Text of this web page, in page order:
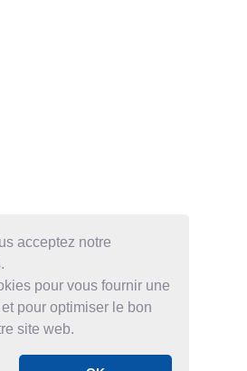
acceptez notre
pour vous fournir une
pour optimiser le bon
site web.